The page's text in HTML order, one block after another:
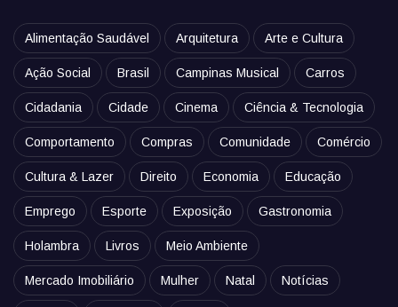
Alimentação Saudável Arquitetura Arte e Cultura
Ação Social Brasil Campinas Musical Carros
Cidadania Cidade Cinema Ciência & Tecnologia
Comportamento Compras Comunidade Comércio
Cultura & Lazer Direito Economia Educação
Emprego Esporte Exposição Gastronomia
Holambra Livros Meio Ambiente
Mercado Imobiliário Mulher Natal Notícias